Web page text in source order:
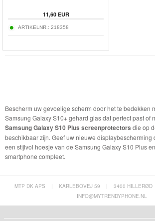
11,60EUR
ARTIKELNR.: 218358
Bescherm uw gevoelige scherm door het te bedekken
Samsung Galaxy S10+ gehard glas dat perfect past of
Samsung Galaxy S10 Plus screenprotectors die op
beschikbaar zijn. Geef uw nieuwe displaybescherming
een stijlvol hoesje van de Samsung Galaxy S10 Plus
smartphone compleet.
MTP DK APS | KARLEBOVEJ 59 | 3400 HILLERØD
INFO@MYTRENDYPHONE.NL